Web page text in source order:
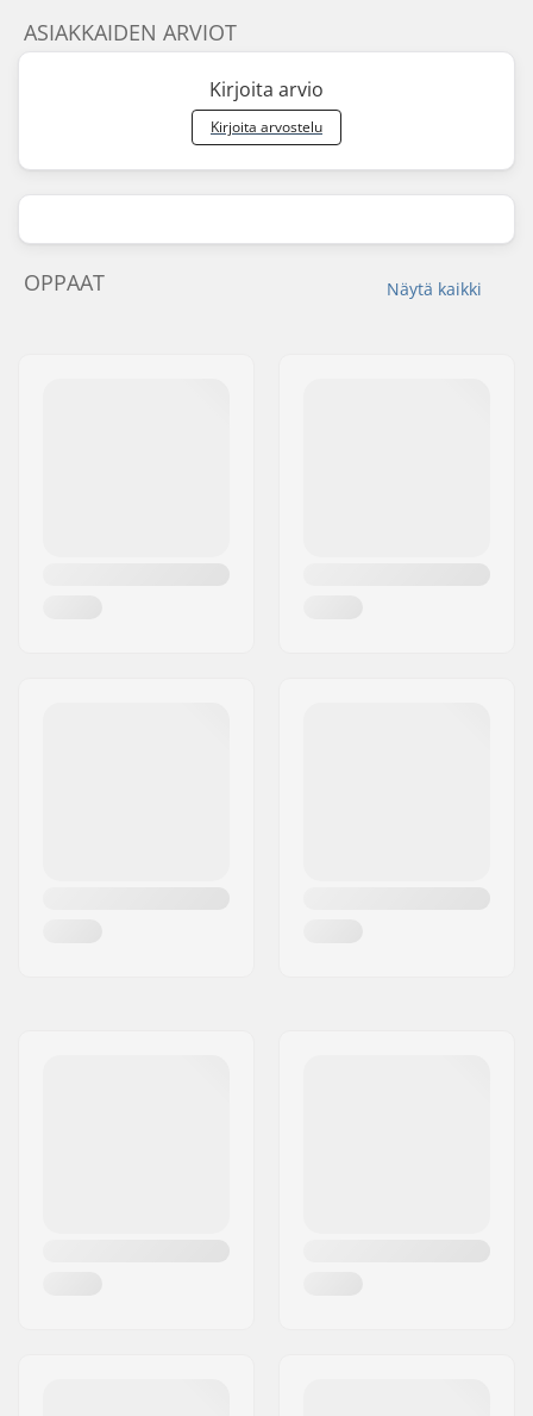
ASIAKKAIDEN ARVIOT
Kirjoita arvio
Kirjoita arvostelu
Näytä kaikki
OPPAAT